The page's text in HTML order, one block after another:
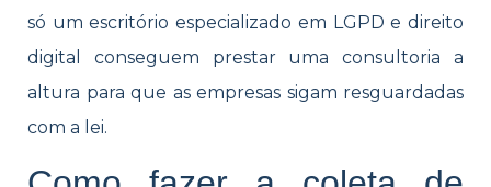
só um escritório especializado em LGPD e direito
digital conseguem prestar uma consultoria a
altura para que as empresas sigam resguardadas
com a lei.